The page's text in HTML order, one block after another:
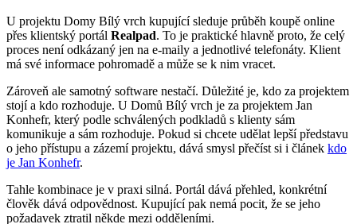
U projektu Domy Bílý vrch kupující sleduje průběh koupě online
přes klientský portál Realpad. To je praktické hlavně proto, že celý
proces není odkázaný jen na e-maily a jednotlivé telefonáty. Klient
má své informace pohromadě a může se k nim vracet.
Zároveň ale samotný software nestačí. Důležité je, kdo za projektem
stojí a kdo rozhoduje. U Domů Bílý vrch je za projektem Jan
Konhefr, který podle schválených podkladů s klienty sám
komunikuje a sám rozhoduje. Pokud si chcete udělat lepší představu
o jeho přístupu a zázemí projektu, dává smysl přečíst si i článek kdo
je Jan Konhefr.
Tahle kombinace je v praxi silná. Portál dává přehled, konkrétní
člověk dává odpovědnost. Kupující pak nemá pocit, že se jeho
požadavek ztratil někde mezi odděleními.